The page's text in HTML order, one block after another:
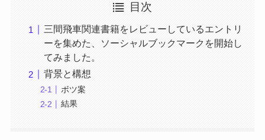
目次
三間飛車関連書籍をレビューしているエントリ
ーを集めた、ソーシャルブックマークを開始し
てみました。
背景と構想
ボツ案
結果